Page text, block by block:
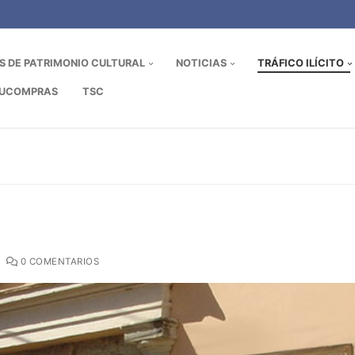
DE PATRIMONIO CULTURAL NOTICIAS TRÁFICO ILÍCITO
TSC
0 COMENTARIOS